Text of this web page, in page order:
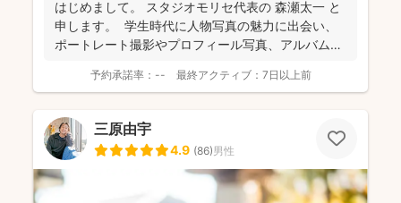
はじめまして。 スタジオモリセ代表の 森瀬太一 と
申します。 学生時代に人物写真の魅力に出会い、
ポートレート撮影やプロフィール写真、アルバム
予約承諾率： -- 最終アクティブ： 7日以上前
三原由宇
4.9 (86)男性